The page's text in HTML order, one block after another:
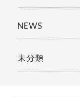
NEWS
未分類